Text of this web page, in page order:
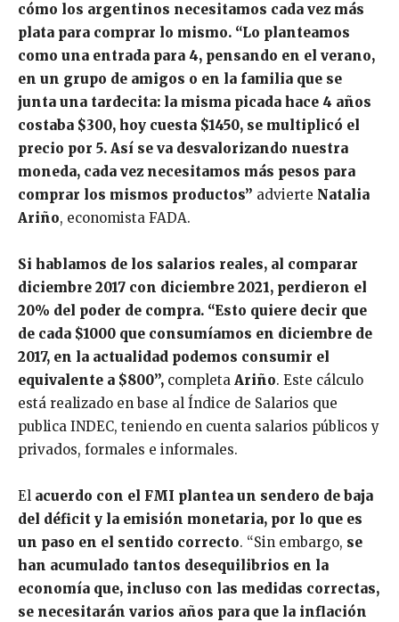
cómo los argentinos necesitamos cada vez más
plata para comprar lo mismo. “Lo planteamos
como una entrada para 4, pensando en el verano,
en un grupo de amigos o en la familia que se
junta una tardecita: la misma picada hace 4 años
costaba $300, hoy cuesta $1450, se multiplicó el
precio por 5. Así se va desvalorizando nuestra
moneda, cada vez necesitamos más pesos para
comprar los mismos productos” advierte Natalia
Ariño, economista FADA.
Si hablamos de los salarios reales, al comparar
diciembre 2017 con diciembre 2021, perdieron el
20% del poder de compra. “Esto quiere decir que
de cada $1000 que consumíamos en diciembre de
2017, en la actualidad podemos consumir el
equivalente a $800”, completa Ariño. Este cálculo
está realizado en base al Índice de Salarios que
publica INDEC, teniendo en cuenta salarios públicos y
privados, formales e informales.
El acuerdo con el FMI plantea un sendero de baja
del déficit y la emisión monetaria, por lo que es
un paso en el sentido correcto. “Sin embargo, se
han acumulado tantos desequilibrios en la
economía que, incluso con las medidas correctas,
se necesitarán varios años para que la inflación